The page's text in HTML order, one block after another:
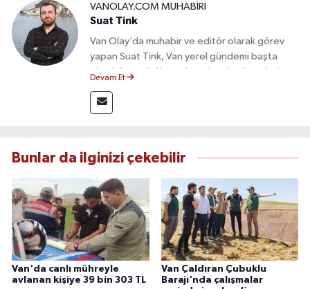
VANOLAY.COM MUHABIRI
Suat Tink
Van Olay’da muhabir ve editör olarak görev
yapan Suat Tink, Van yerel gündemi başta
olmak üzere bölgesel ve ulusal gelişmeleri
mezunu olan Tink, sahadan edindiği bilgilerle
doğruluk, tarafsızlık ve etik ilkeler
Devam Et
Bunlar da ilginizi çekebilir
Van'da canlı mühreyle
avlanan kişiye 39 bin 303 TL
Van Çaldıran Çubuklu
Barajı'nda çalışmalar